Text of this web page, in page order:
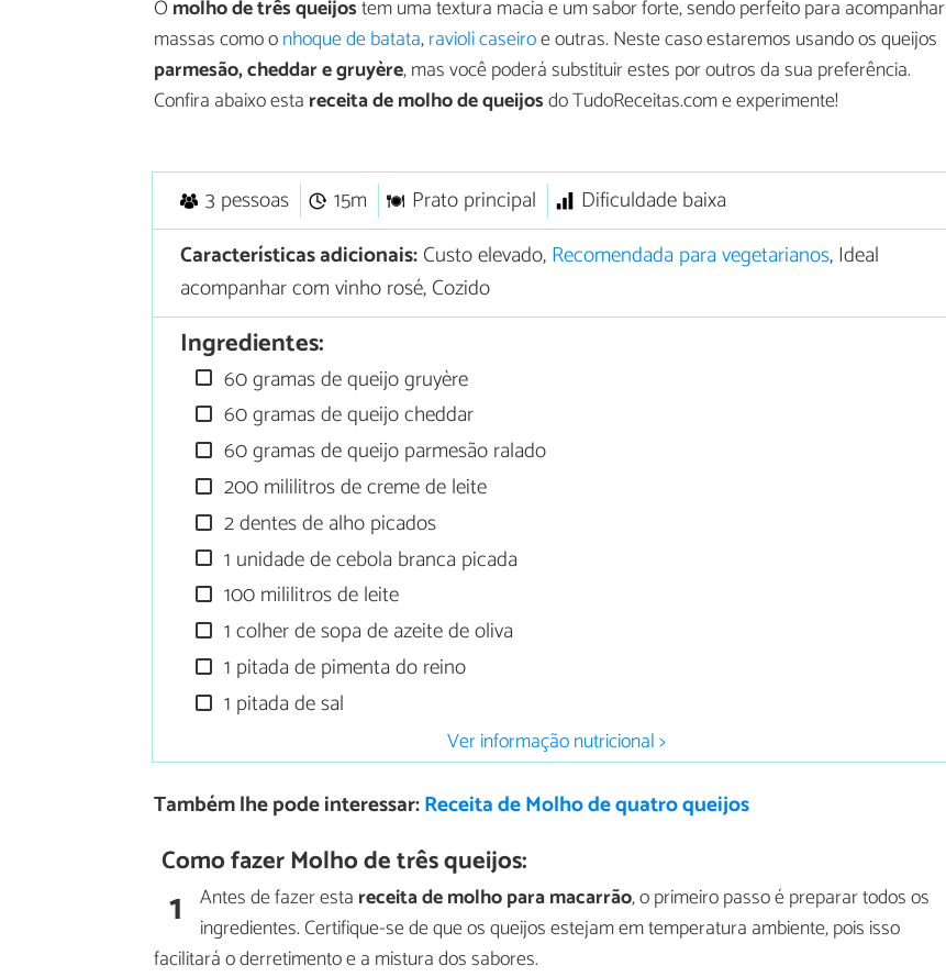
Omolho de três queijostem uma textura macia e um sabor forte, sendo perfeito para acompanhar
massas como onhoque de batata,ravioli caseiroe outras. Neste caso estaremos usando os queijos
parmesão, cheddar e gruyère, mas você poderá substituir estes por outros da sua preferência.
Confira abaixo esta receita de molho de queijosdo TudoReceitas.com e experimente!
3 pessoas 15m Prato principal
Dificuldade baixa
Características adicionais:Custo elevado,Recomendada para vegetarianos, Ideal
acompanhar com vinho rosé, Cozido
Ingredientes:
60 gramas de queijo gruyère
60 gramas de queijo cheddar
60 gramas de queijo parmesão ralado
200 mililitros de creme de leite
2 dentes de alho picados
1 unidade de cebola branca picada
100 mililitros de leite
1 colher de sopa de azeite de oliva
1 pitada de pimenta do reino
1 pitada de sal
Ver informação nutricional >
Também lhe pode interessar:Receita de Molho de quatro queijos
Como fazer Molho de três queijos:
1 Antes de fazer esta receita de molho para macarrão, o primeiro passo é preparar todos os
ingredientes. Certifique-se de que os queijos estejam em temperatura ambiente, pois isso
facilitará o derretimento e a mistura dos sabores.